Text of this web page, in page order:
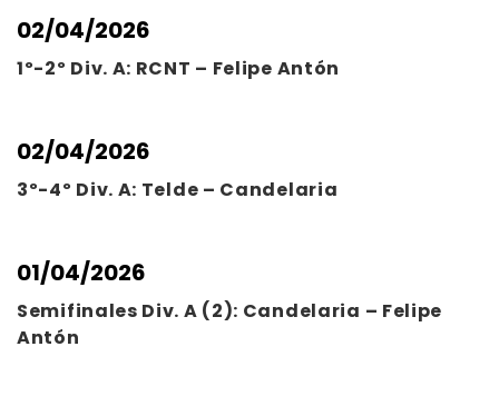
02/04/2026
1º-2º Div. A: RCNT – Felipe Antón
02/04/2026
3º-4º Div. A: Telde – Candelaria
01/04/2026
Semifinales Div. A (2): Candelaria – Felipe
Antón